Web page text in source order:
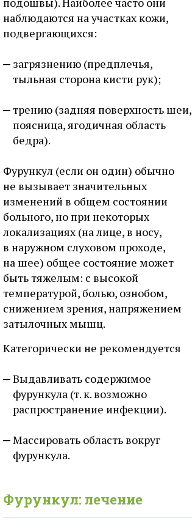
наблюдаются на участках кожи,
подвергающихся:
загрязнению (предплечья,
тыльная сторона кисти рук);
трению (задняя поверхность шеи,
поясница, ягодичная область
бедра).
Фурункул (если он один) обычно
не вызывает значительных
изменений в общем состоянии
больного, но при некоторых
локализациях (на лице, в носу,
в наружном слуховом проходе,
на шее) общее состояние может
быть тяжелым: с высокой
температурой, болью, ознобом,
снижением зрения, напряжением
затылочных мышц.
Категорически не рекомендуется
Выдавливать содержимое
фурункула (т. к. возможно
распространение инфекции).
Массировать область вокруг
фурункула.
Фурункул: лечение